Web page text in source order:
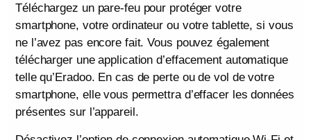
Téléchargez un pare-feu pour protéger votre
smartphone, votre ordinateur ou votre tablette, si vous
ne l’avez pas encore fait. Vous pouvez également
télécharger une application d’effacement automatique
telle qu’Eradoo. En cas de perte ou de vol de votre
smartphone, elle vous permettra d’effacer les données
présentes sur l’appareil.